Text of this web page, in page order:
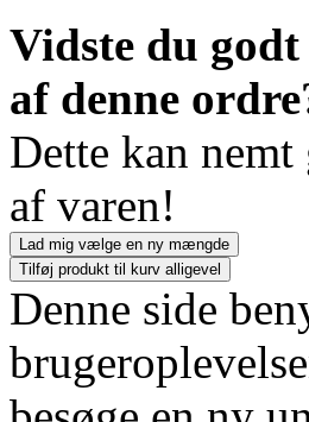
Vidste du
af denne
Dette kan
af varen!
Lad mig vælge en ny mængde
Tilføj produkt til kurv alligevel
Denne side